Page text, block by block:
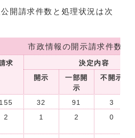
開請求件数と処理状況は次
市政情報の開示請求件数と
求
決定内容
開示
一部開
示
不開示
155 32 91
3
2 1 2 0